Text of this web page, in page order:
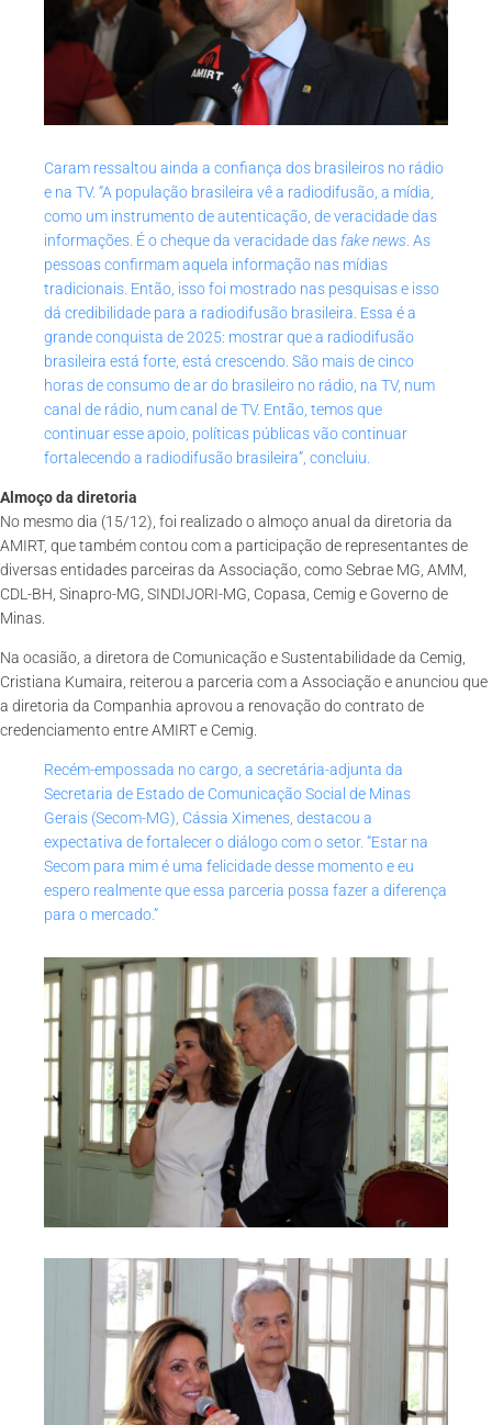
Caram ressaltou ainda a confiança dos brasileiros no rádio
e na TV. “A população brasileira vê a radiodifusão, a mídia,
como um instrumento de autenticação, de veracidade das
informações. É o cheque da veracidade das fake news. As
pessoas confirmam aquela informação nas mídias
tradicionais. Então, isso foi mostrado nas pesquisas e isso
dá credibilidade para a radiodifusão brasileira. Essa é a
grande conquista de 2025: mostrar que a radiodifusão
brasileira está forte, está crescendo. São mais de cinco
horas de consumo de ar do brasileiro no rádio, na TV, num
canal de rádio, num canal de TV. Então, temos que
continuar esse apoio, políticas públicas vão continuar
fortalecendo a radiodifusão brasileira”, concluiu.
Almoço da diretoria
No mesmo dia (15/12), foi realizado o almoço anual da diretoria da
AMIRT, que também contou com a participação de representantes de
diversas entidades parceiras da Associação, como Sebrae MG, AMM,
CDL-BH, Sinapro-MG, SINDIJORI-MG, Copasa, Cemig e Governo de
Minas.
Na ocasião, a diretora de Comunicação e Sustentabilidade da Cemig,
Cristiana Kumaira, reiterou a parceria com a Associação e anunciou que
a diretoria da Companhia aprovou a renovação do contrato de
credenciamento entre AMIRT e Cemig.
Recém-empossada no cargo, a secretária-adjunta da
Secretaria de Estado de Comunicação Social de Minas
Gerais (Secom-MG), Cássia Ximenes, destacou a
expectativa de fortalecer o diálogo com o setor. “Estar na
Secom para mim é uma felicidade desse momento e eu
espero realmente que essa parceria possa fazer a diferença
para o mercado.”